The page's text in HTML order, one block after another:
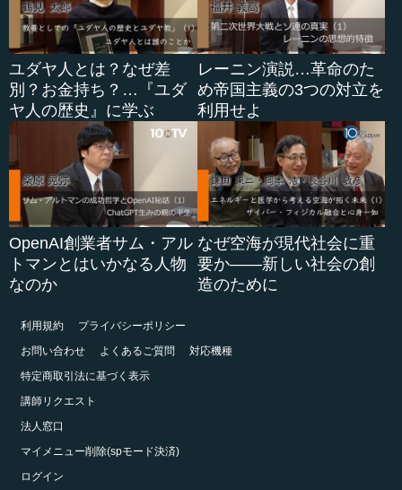
ユダヤ人とは？なぜ差
別？お金持ち？…『ユダ
ヤ人の歴史』に学ぶ
レーニン演説…革命のた
め帝国主義の3つの対立を
利用せよ
OpenAI創業者サム・アル
トマンとはいかなる人物
なのか
なぜ空海が現代社会に重
要か――新しい社会の創
造のために
利用規約
プライバシーポリシー
お問い合わせ
よくあるご質問
対応機種
特定商取引法に基づく表示
講師リクエスト
法人窓口
マイメニュー削除(spモード決済)
ログイン